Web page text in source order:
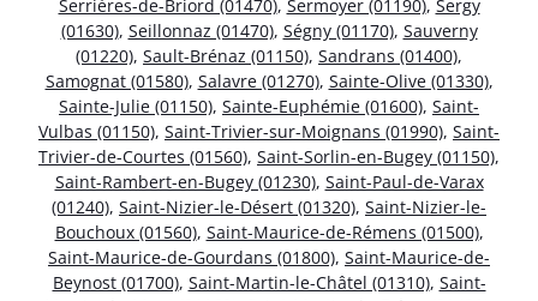
Serrières-de-Briord (01470), Sermoyer (01190), Sergy
(01630), Seillonnaz (01470), Ségny (01170), Sauverny
(01220), Sault-Brénaz (01150), Sandrans (01400),
Samognat (01580), Salavre (01270), Sainte-Olive (01330),
Sainte-Julie (01150), Sainte-Euphémie (01600), Saint-
Vulbas (01150), Saint-Trivier-sur-Moignans (01990), Saint-
Trivier-de-Courtes (01560), Saint-Sorlin-en-Bugey (01150),
Saint-Rambert-en-Bugey (01230), Saint-Paul-de-Varax
(01240), Saint-Nizier-le-Désert (01320), Saint-Nizier-le-
Bouchoux (01560), Saint-Maurice-de-Rémens (01500),
Saint-Maurice-de-Gourdans (01800), Saint-Maurice-de-
Beynost (01700), Saint-Martin-le-Châtel (01310), Saint-